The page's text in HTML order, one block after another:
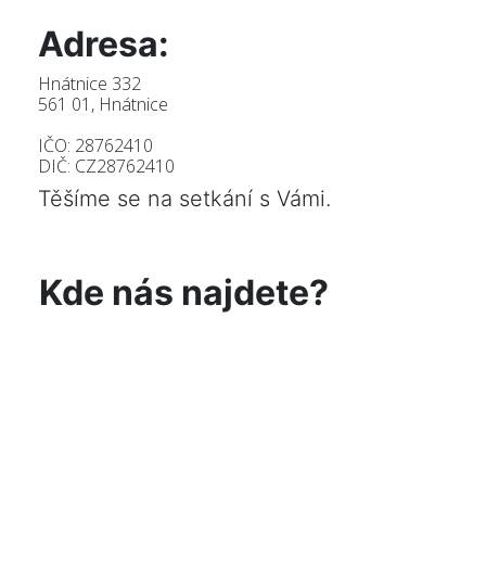
Adresa:
Hnátnice 332
561 01, Hnátnice
IČO: 28762410
DIČ: CZ28762410
Těšíme se na setkání s Vámi.
Kde nás najdete?